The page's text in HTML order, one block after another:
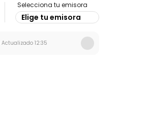
Selecciona tu emisora
Elige tu emisora
Actualizado 12:35